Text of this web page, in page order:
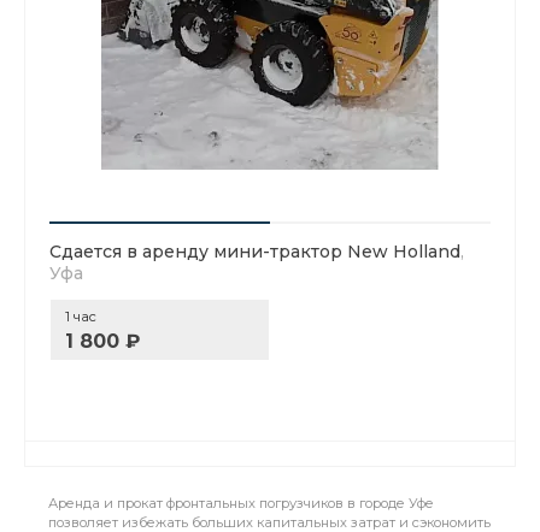
Сдается в аренду мини-трактор New Holland,
Уфа
1 час
1 800 ₽
Аренда и прокат фронтальных погрузчиков в городе Уфе
позволяет избежать больших капитальных затрат и сэкономить